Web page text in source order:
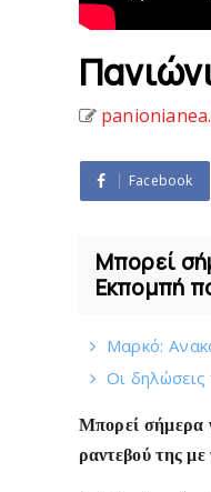
Facebook
Μπορεί
Εκπομπή
Mαρκό:
Οι
Μπορεί σήμερα
ραντεβού της με